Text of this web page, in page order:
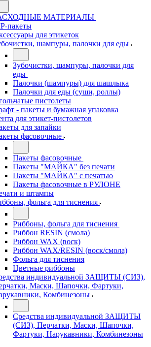
МАТЕРИАЛЫ
пакеты
для этикеток
шампуры, палочки для еды
Зубочистки, шампуры, палочки для
еды
Палочки (шампуры) для шашлыка
Палочки для еды (суши, роллы)
пистолеты
- пакеты и бумажная упаковка
для этикет-пистолетов
для запайки
фасовочные
Пакеты фасовочные
Пакеты "МАЙКА" без печати
Пакеты "МАЙКА" с печатью
Пакеты фасовочные в РУЛОНЕ
и штампы
фольга для тиснения
Риббоны, фольга для тиснения
Риббон RESIN (смола)
Риббон WAX (воск)
Риббон WAX/RESIN (воск/смола)
Фольга для тиснения
Цветные риббоны
индивидуальной ЗАЩИТЫ (СИЗ),
Маски, Шапочки, Фартуки,
Комбинезоны
Средства индивидуальной ЗАЩИТЫ
(СИЗ), Перчатки, Маски, Шапочки,
Фартуки, Нарукавники, Комбинезоны